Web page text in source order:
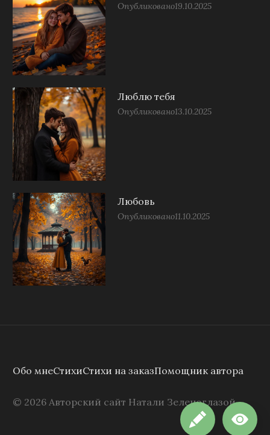
Опубликовано19.10.2025
Люблю тебя
Опубликовано13.10.2025
Любовь
Опубликовано11.10.2025
Обо мнеСтихиСтихи на заказПомощник автора
© 2026 Авторский сайт Натали Зеленоглазой